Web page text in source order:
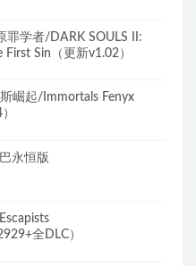
罪学者/DARK SOULS II:
Sin（更新v1.02）
崛起/Immortals Fenyx
永恒版
全DLC）